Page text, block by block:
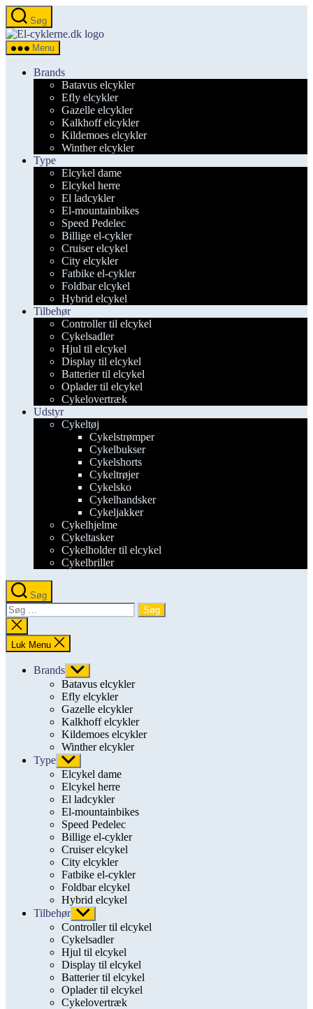
Spring
til
indholdet
Søg
el-
Menu
Brands
Batavus elcykler
Efly elcykler
Gazelle elcykler
Kalkhoff elcykler
Kildemoes elcykler
Winther elcykler
Type
Elcykel dame
Elcykel herre
El ladcykler
El-mountainbikes
Speed Pedelec
Billige el-cykler
Cruiser elcykel
City elcykler
Fatbike el-cykler
Foldbar elcykel
Hybrid elcykel
Tilbehør
Controller til elcykel
Cykelsadler
Hjul til elcykel
Display til elcykel
Batterier til elcykel
Oplader til elcykel
Cykelovertræk
Udstyr
Cykeltøj
Cykelstrømper
Cykelbukser
Cykelshorts
Cykeltrøjer
Cykelsko
Cykelhandsker
Cykeljakker
Cykelhjelme
Cykeltasker
Cykelholder til elcykel
Cykelbriller
Søg
Søg
efter:
Luk
søgning
Luk Menu
Brands Vis
undermenu
Batavus elcykler
Efly elcykler
Gazelle elcykler
Kalkhoff elcykler
Kildemoes elcykler
Winther elcykler
Type Vis
undermenu
Elcykel dame
Elcykel herre
El ladcykler
El-mountainbikes
Speed Pedelec
Billige el-cykler
Cruiser elcykel
City elcykler
Fatbike el-cykler
Foldbar elcykel
Hybrid elcykel
Tilbehør Vis
undermenu
Controller til elcykel
Cykelsadler
Hjul til elcykel
Display til elcykel
Batterier til elcykel
Oplader til elcykel
Cykelovertræk